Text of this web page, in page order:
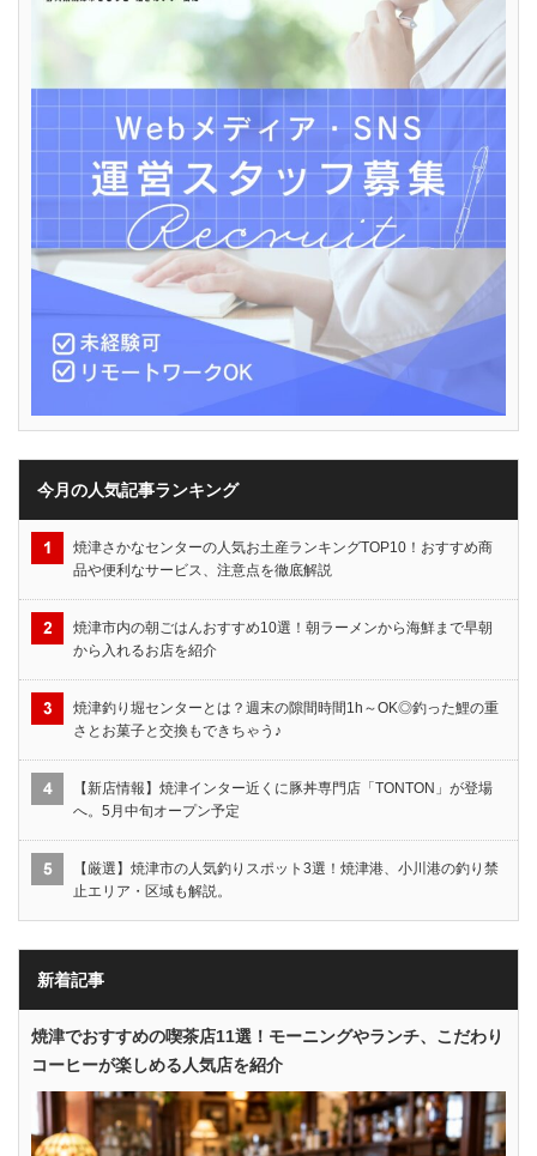
今月の人気記事ランキング
焼津さかなセンターの人気お土産ランキングTOP10！おすすめ商
品や便利なサービス、注意点を徹底解説
焼津市内の朝ごはんおすすめ10選！朝ラーメンから海鮮まで早朝
から入れるお店を紹介
焼津釣り堀センターとは？週末の隙間時間1h～OK◎釣った鯉の重
さとお菓子と交換もできちゃう♪
【新店情報】焼津インター近くに豚丼専門店「TONTON」が登場
へ。5月中旬オープン予定
【厳選】焼津市の人気釣りスポット3選！焼津港、小川港の釣り禁
止エリア・区域も解説。
新着記事
焼津でおすすめの喫茶店11選！モーニングやランチ、こだわり
コーヒーが楽しめる人気店を紹介